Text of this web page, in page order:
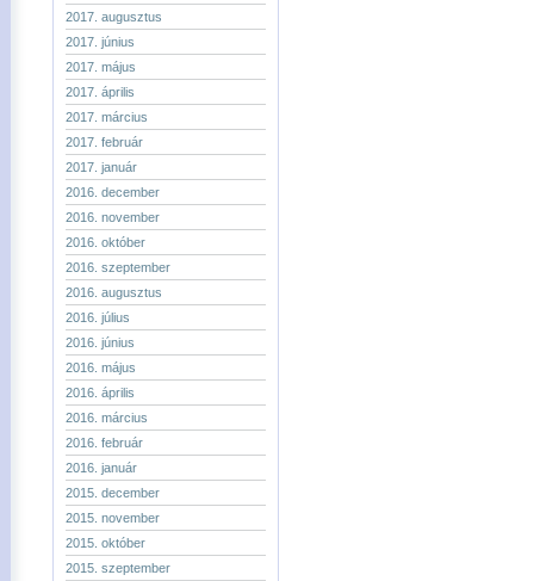
2017. augusztus
2017. június
2017. május
2017. április
2017. március
2017. február
2017. január
2016. december
2016. november
2016. október
2016. szeptember
2016. augusztus
2016. július
2016. június
2016. május
2016. április
2016. március
2016. február
2016. január
2015. december
2015. november
2015. október
2015. szeptember